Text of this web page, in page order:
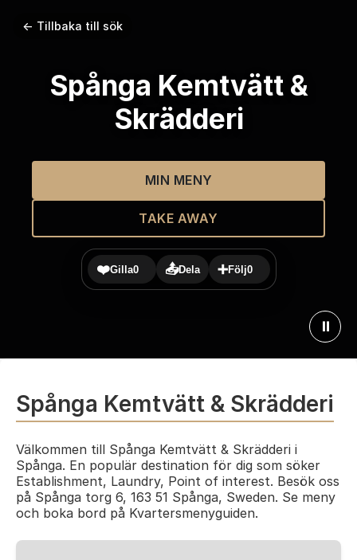
← Tillbaka till sök
Spånga Kemtvätt &
Skrädderi
MIN MENY
TAKE AWAY
❤️Gilla0 📤Dela ➕Följ0
⏸
Spånga Kemtvätt & Skrädderi
Välkommen till Spånga Kemtvätt & Skrädderi i
Spånga. En populär destination för dig som söker
Establishment, Laundry, Point of interest. Besök oss
på Spånga torg 6, 163 51 Spånga, Sweden. Se meny
och boka bord på Kvartersmenyguiden.